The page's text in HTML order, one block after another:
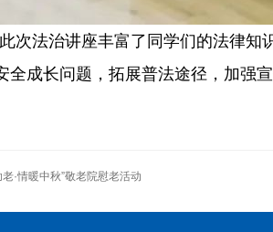
次法治讲座丰富了同学们的法律
全成长问题，拓展普法途径，加强
·情暖中秋”敬老院慰老活动